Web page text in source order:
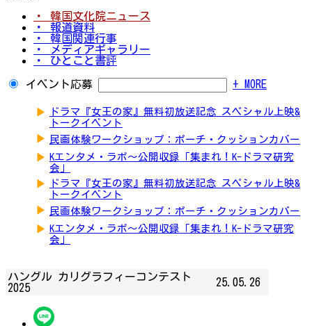
・ 韓国文化院ニュース
・ 報道資料
・ 韓国関連行事
・ メディアギャラリー
・ ひとこと書評
イベント応募 + MORE
▶
ドラマ『女王の家』無料初放送記念 スペシャル上映&
トークイベント
▶ 民画体験ワークショップ：ポーチ・クッションカバー
▶ Kエンタメ・ラボ～公開収録「集まれ！K-ドラマ研究
会」
▶
ドラマ『女王の家』無料初放送記念 スペシャル上映&
トークイベント
▶ 民画体験ワークショップ：ポーチ・クッションカバー
▶ Kエンタメ・ラボ～公開収録「集まれ！K-ドラマ研究
会」
ハングル カリグラフィーコンテスト
2025
25.05.26